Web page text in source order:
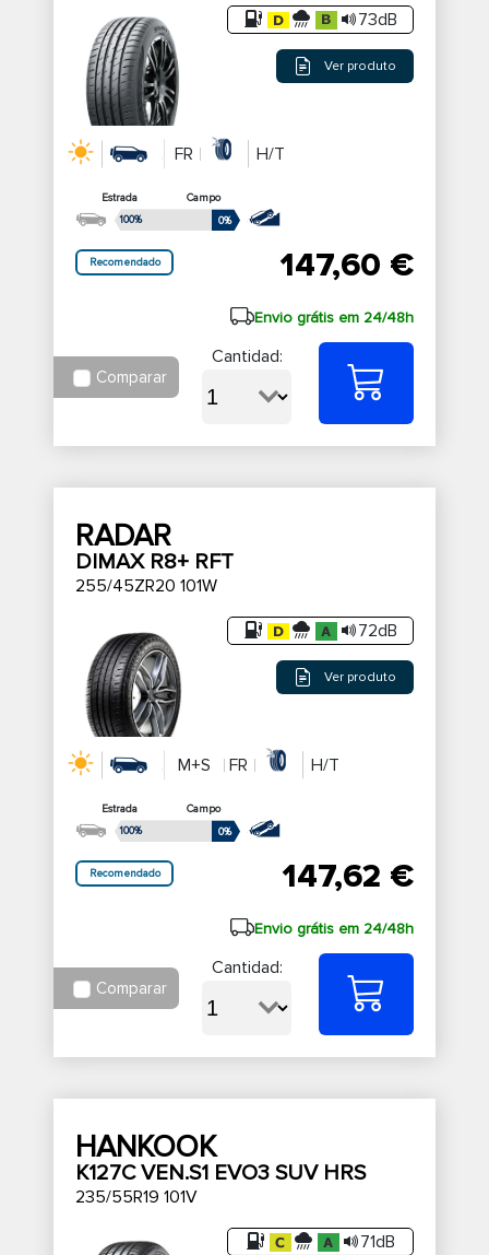
73dB
Ver produto
FR H/T
Estrada
Campo
100%
0%
Recomendado 147,60 €
Envio grátis em 24/48h
Comparar
Cantidad:
RADAR
DIMAX R8+ RFT
255/45ZR20 101W
72dB
Ver produto
M+S FR H/T
Estrada
Campo
100%
0%
Recomendado 147,62 €
Envio grátis em 24/48h
Comparar
Cantidad:
HANKOOK
K127C VEN.S1 EVO3 SUV HRS
235/55R19 101V
71dB